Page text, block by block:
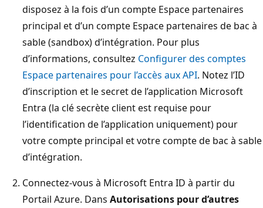
disposez à la fois d’un compte Espace partenaires
principal et d’un compte Espace partenaires de bac à
sable (sandbox) d’intégration. Pour plus
d’informations, consultez Configurer des comptes
Espace partenaires pour l’accès aux API. Notez l’ID
d’inscription et le secret de l’application Microsoft
Entra (la clé secrète client est requise pour
l’identification de l’application uniquement) pour
votre compte principal et votre compte de bac à sable
d’intégration.
Connectez-vous à Microsoft Entra ID à partir du
Portail Azure. Dans Autorisations pour d’autres